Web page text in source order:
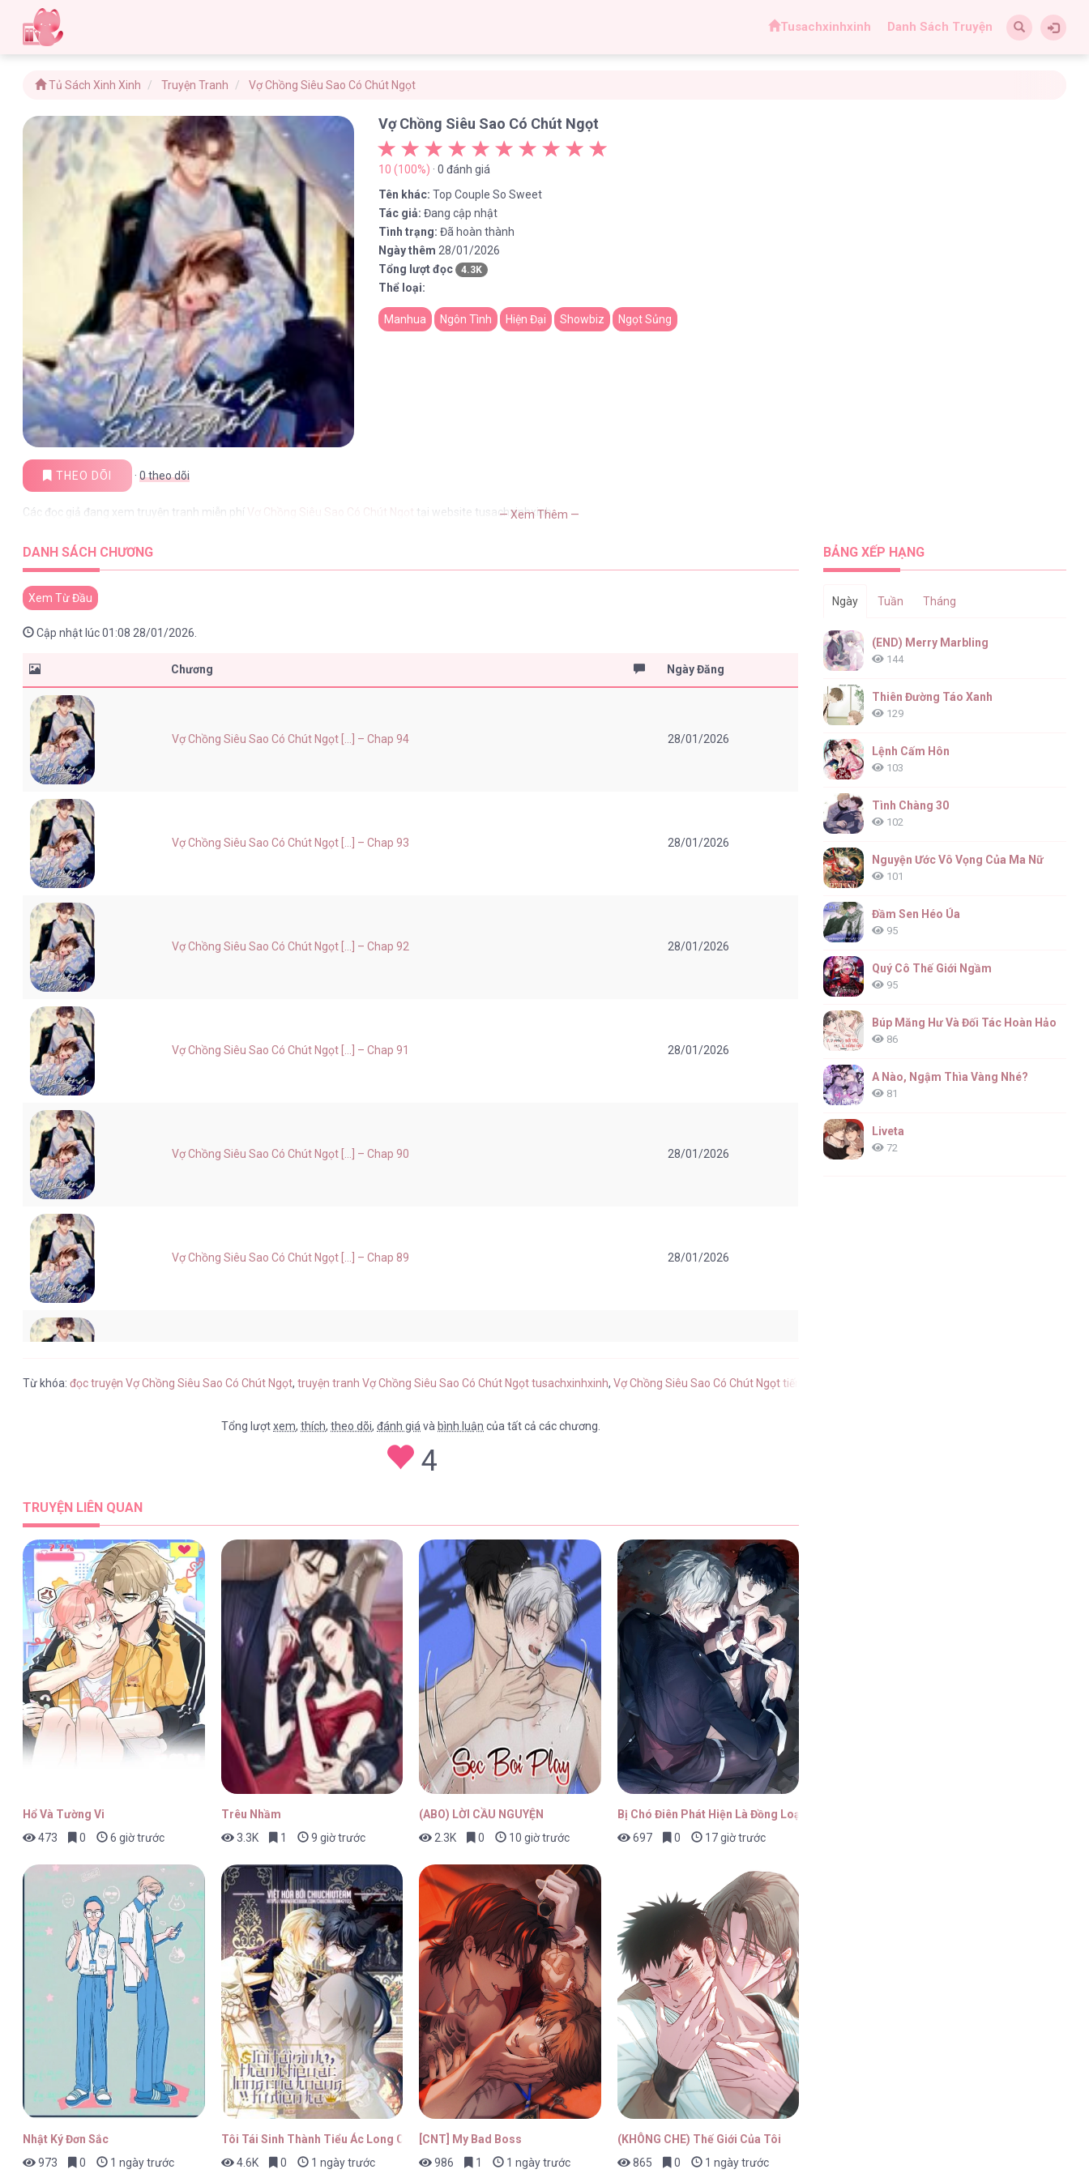
Tusachxinhxinh Danh Sách Truyện
Tủ Sách Xinh Xinh Truyện Tranh Vợ Chồng Siêu Sao Có Chút Ngọt
Vợ Chồng Siêu Sao Có Chút Ngọt
10 (100%) · 0 đánh giá
Tên khác: Top Couple So Sweet
Tác giả: Đang cập nhật
Tình trạng: Đã hoàn thành
Ngày thêm 28/01/2026
Tổng lượt đọc
4.3K
Thể loại:
Manhua Ngôn Tình Hiện Đại Showbiz Ngọt Sủng
THEO DÕI ·0theo dõi
Các đọc giả đang xem truyện tranh miễn phí Vợ Chồng Siêu Sao Có Chút Ngọt tại website tusachxinhxinh
— Xem Thêm —
DANH SÁCH CHƯƠNG
Xem Từ Đầu
Cập nhật lúc 01:08 28/01/2026.
Chương Ngày Đăng
Vợ Chồng Siêu Sao Có Chút Ngọt [...] – Chap 94 28/01/2026
Vợ Chồng Siêu Sao Có Chút Ngọt [...] – Chap 93 28/01/2026
Vợ Chồng Siêu Sao Có Chút Ngọt [...] – Chap 92 28/01/2026
Vợ Chồng Siêu Sao Có Chút Ngọt [...] – Chap 91 28/01/2026
Vợ Chồng Siêu Sao Có Chút Ngọt [...] – Chap 90 28/01/2026
Vợ Chồng Siêu Sao Có Chút Ngọt [...] – Chap 89 28/01/2026
Vợ Chồng Siêu Sao Có Chút Ngọt [...] – Chap 87
Vợ Chồng Siêu Sao Có Chút Ngọt [...] – Chap 86 28/01/2026
Vợ Chồng Siêu Sao Có Chút Ngọt [...] – Chap 85 28/01/2026
Vợ Chồng Siêu Sao Có Chút Ngọt [...] – Chap 84 28/01/2026
Vợ Chồng Siêu Sao Có Chút Ngọt [...] – Chap 83
Vợ Chồng Siêu Sao Có Chút Ngọt [...] – Chap 82 28/01/2026
Vợ Chồng Siêu Sao Có Chút Ngọt [...] – Chap 81 28/01/2026
Từ khóa:đọc truyện Vợ Chồng Siêu Sao Có Chút Ngọt,truyện tranh Vợ Chồng Siêu Sao Có Chút Ngọt tusachxinhxinh,Vợ Chồng Siêu Sao Có Chút Ngọt tiếng Việt
Tổng lượtxem,thích,theo dõi,đánh giá vàbình luận của tất cả các chương.
4
TRUYỆN LIÊN QUAN
Hổ Và Tường Vi
473
0 6 giờ trước
Trêu Nhầm
3.3K
1 9 giờ trước
(ABO) LỜI CẦU NGUYỆN
2.3K
0 10 giờ trước
Bị Chó Điên Phát Hiện Là Đồng Loại
697
0 17 giờ trước
Nhật Ký Đơn Sắc
973
0 1 ngày trước
Tôi Tái Sinh Thành Tiểu Ác Long Của Hoàng Tử Điện Hạ
4.6K
0 1 ngày trước
[CNT] My Bad Boss
986
1 1 ngày trước
(KHÔNG CHE) Thế Giới Của Tôi
865
0 1 ngày trước
BẢNG XẾP HẠNG
Ngày Tuần Tháng
(END) Merry Marbling
144
Thiên Đường Táo Xanh
129
Lệnh Cấm Hôn
103
Tình Chàng 30
102
Nguyện Ước Vô Vọng Của Ma Nữ
101
Đầm Sen Héo Úa
95
Quý Cô Thế Giới Ngầm
95
Búp Măng Hư Và Đối Tác Hoàn Hảo
86
A Nào, Ngậm Thìa Vàng Nhé?
81
Liveta
72